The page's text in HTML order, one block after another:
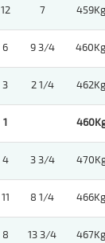
12 7
6 9 3/4
3 2 1/4
1
4 3 3/4
11 8 1/4
8 13 3/4